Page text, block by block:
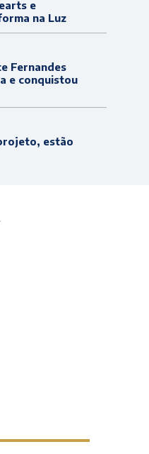
e
na Luz
Fernandes
e conquistou
estão